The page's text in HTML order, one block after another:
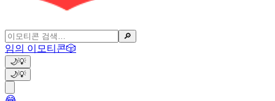
🔎
임의 이모티콘🎲
🌙💡
🌙💡